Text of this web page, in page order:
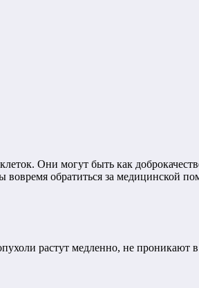
Они могут быть как
обратиться за медицинской
растут медленно, не проникают